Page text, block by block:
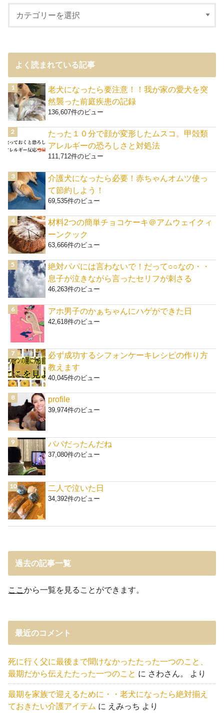
よく読まれている記事
老犬になったら要注意！！我が家の愛犬を突
然襲った前庭疾患の記録
136,607件のビュー
たった１０分で顔が変形したムスコ。甲殻類
アレルギーの恐ろしさと対処法
111,712件のビュー
介護犬になったら必要！赤ちゃんオムツ使っ
て節約しよう！
69,535件のビュー
材料2つの簡単チョコケーキ＠アムウェイクィ
ーンクック
63,666件のビュー
絶対パパには言わないで！だって○○なの・・
息子が泣きながら言ったセリフが刺さる
46,263件のビュー
アホ男子のかぁちゃんにハゲができた日
42,618件のビュー
必ず成功するシフォンケーキレシピの作り方
教えます
40,045件のビュー
profile
39,974件のビュー
パパだったんだね
37,080件のビュー
二人で泣いた日
34,392件のビュー
過去の記事一覧
ここから一覧を見ることができます。
最近のコメント
死に行く父に最後まで聞けなかったたった一つのこと、
最期だから伝えたたった一つのこと に さわさん。 より
最期を家族で迎えるために・・老犬になったら絶対揃え
ておきたい介護アイテム に えみっち より